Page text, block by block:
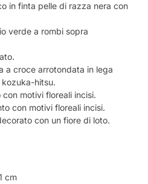
in finta pelle di razza nera con
verde a rombi sopra
a croce arrotondata in lega
kozuka-hitsu.
con motivi floreali incisi.
con motivi floreali incisi.
con un fiore di loto.
cm